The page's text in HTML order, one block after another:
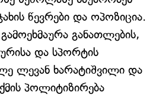
წევრები და ოპოზიცია.
განათლების,
და სპორტის
ლევან ხარატიშვილი და
პოლიტიზირება